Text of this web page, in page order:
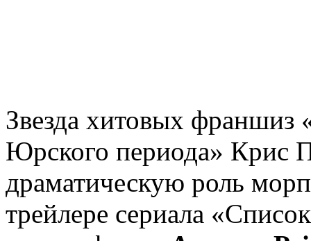
Звезда хитовых
Юрского периода» Крис
драматическую роль
трейлере сериала